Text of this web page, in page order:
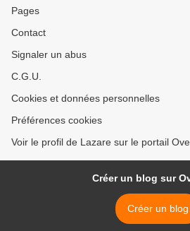
Pages
Contact
Signaler un abus
C.G.U.
Cookies et données personnelles
Préférences cookies
Voir le profil de Lazare sur le portail
Créer un blog sur
Créer un blog